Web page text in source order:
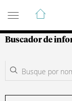
Guía de
Buscador de